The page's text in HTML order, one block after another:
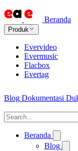
Beranda
Produk
Evervideo
Evermusic
Flacbox
Evertag
Blog Dokumentasi
Beranda
Blog